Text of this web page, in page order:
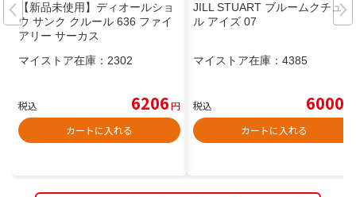
【新品未使用】ディオールショ
ウ サンク クルール 636 ファイ
アリー サーカス
マイストア在庫： 2302
税込 6206円
カートに入れる
JILL STUART ブルームクチュー
ル アイズ 07
マイストア在庫： 4385
税込 6000
カートに入れる